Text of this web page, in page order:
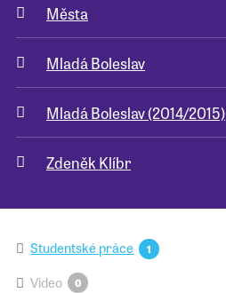
Pro školy
Příběhy našich sousedů
Města
Mladá Boleslav
Mladá Boleslav (2014/2015)
Zdeněk Klíbr
Studentské práce 1
Video 0